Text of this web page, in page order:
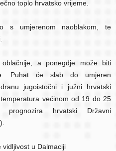
toplo hrvatsko vrijeme.
s umjerenom naoblakom, te
a ponegdje može biti
Puhat će slab do umjeren
jugoistočni i južni hrvatski
većinom od 19 do 25
prognozira hrvatski Državni
vidljivost u Dalmaciji